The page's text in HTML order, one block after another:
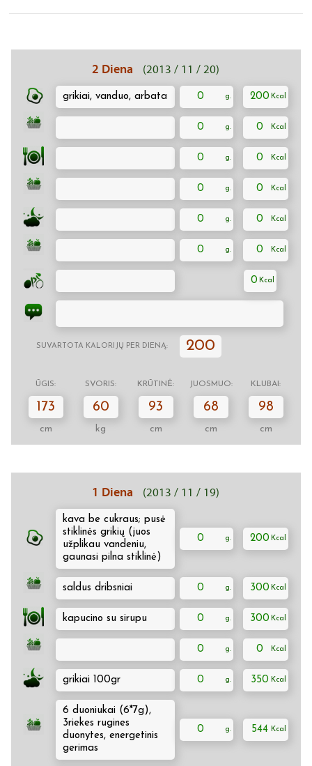
2 Diena (2013 / 11 / 20)
grikiai, vanduo, arbata 0 200
0 0
0 0
0 0
0 0
0 0
0
SUVARTOTA KALORIJŲ PER DIENĄ: 200
ŪGIS: SVORIS: KRŪTINĖ: JUOSMUO: KLUBAI:
173
cm
60
kg
93
cm
68
cm
98
cm
1 Diena (2013 / 11 / 19)
kava be cukraus; pusė
stiklinės grikių (juos
užplikau vandeniu,
gaunasi pilna stiklinė)
0 200
saldus dribsniai 0 300
kapucino su sirupu 0 300
0 0
grikiai 100gr 0 350
6 duoniukai (6*7g),
3riekes rugines
duonytes, energetinis
gerimas
0 544